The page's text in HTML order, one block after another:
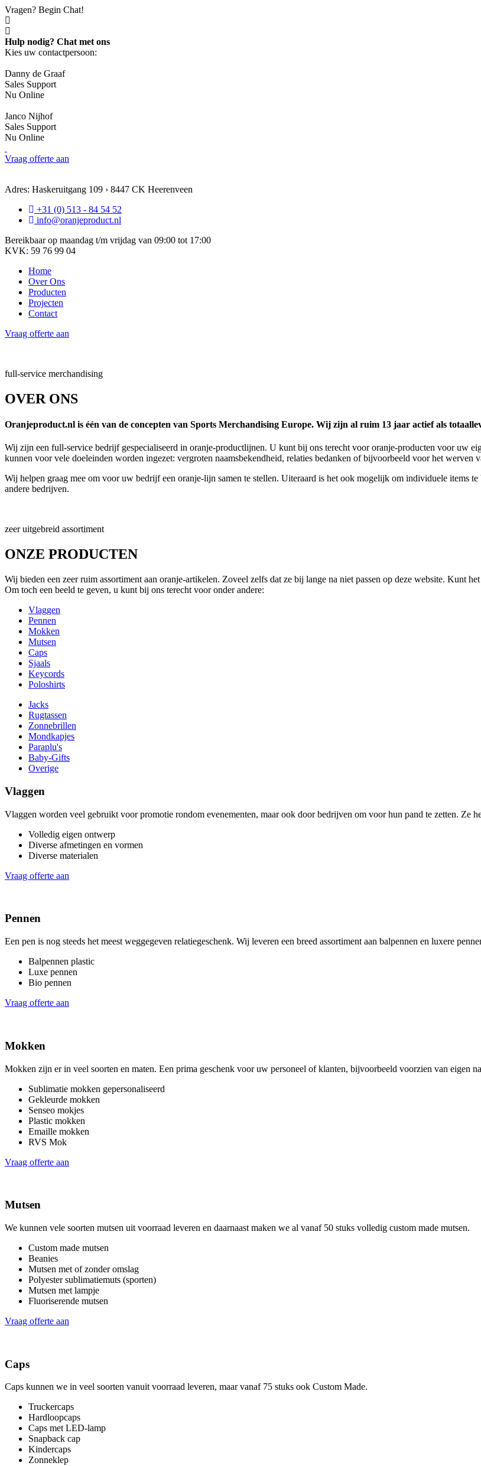
Vragen? Begin Chat!
Hulp nodig? Chat met ons
Kies uw contactpersoon:
Danny de Graaf
Sales Support
Nu Online
Janco Nijhof
Sales Support
Nu Online
Vraag offerte aan
Adres: Haskeruitgang 109 › 8447 CK Heerenveen
+31 (0) 513 - 84 54 52
info@oranjeproduct.nl
Bereikbaar op maandag t/m vrijdag van 09:00 tot 17:00
KVK: 59 76 99 04
Home
Over Ons
Producten
Projecten
Contact
Vraag offerte aan
full-service merchandising
OVER ONS
Oranjeproduct.nl is één van de concepten van Sports Merchandising Europe. Wij zijn al ruim 13 jaar actief als
Wij zijn een full-service bedrijf gespecialiseerd in oranje-productlijnen. U kunt bij ons terecht voor oranje-producten voor uw
kunnen voor vele doeleinden worden ingezet: vergroten naamsbekendheid, relaties bedanken of bijvoorbeeld voor het werven
Wij helpen graag mee om voor uw bedrijf een oranje-lijn samen te stellen. Uiteraard is het ook mogelijk om individuele items
andere bedrijven.
zeer uitgebreid assortiment
ONZE PRODUCTEN
Wij bieden een zeer ruim assortiment aan oranje-artikelen. Zoveel zelfs dat ze bij lange na niet passen op deze website. Kunt
Om toch een beeld te geven, u kunt bij ons terecht voor onder andere:
Vlaggen
Pennen
Mokken
Mutsen
Caps
Sjaals
Keycords
Poloshirts
Jacks
Rugtassen
Zonnebrillen
Mondkapjes
Paraplu's
Baby-Gifts
Overige
Vlaggen
Vlaggen worden veel gebruikt voor promotie rondom evenementen, maar ook door bedrijven om voor hun pand te zetten. Ze
Volledig eigen ontwerp
Diverse afmetingen en vormen
Diverse materialen
Vraag offerte aan
Pennen
Een pen is nog steeds het meest weggegeven relatiegeschenk. Wij leveren een breed assortiment aan balpennen en luxere
Balpennen plastic
Luxe pennen
Bio pennen
Vraag offerte aan
Mokken
Mokken zijn er in veel soorten en maten. Een prima geschenk voor uw personeel of klanten, bijvoorbeeld voorzien van eigen
Sublimatie mokken gepersonaliseerd
Gekleurde mokken
Senseo mokjes
Plastic mokken
Emaille mokken
RVS Mok
Vraag offerte aan
Mutsen
We kunnen vele soorten mutsen uit voorraad leveren en daarnaast maken we al vanaf 50 stuks volledig custom made mutsen.
Custom made mutsen
Beanies
Mutsen met of zonder omslag
Polyester sublimatiemuts (sporten)
Mutsen met lampje
Fluoriserende mutsen
Vraag offerte aan
Caps
Caps kunnen we in veel soorten vanuit voorraad leveren, maar vanaf 75 stuks ook Custom Made.
Truckercaps
Hardloopcaps
Caps met LED-lamp
Snapback cap
Kindercaps
Zonneklep